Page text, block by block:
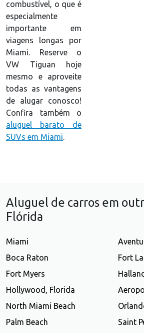
combustível, o que é
especialmente
importante em
viagens longas por
Miami. Reserve o
VW Tiguan hoje
mesmo e aproveite
todas as vantagens
de alugar conosco!
Confira também o
aluguel barato de
SUVs em Miami.
Aluguel de carros em
Flórida
Miami
Boca Raton
Fort
Fort Myers
Hollywood, Florida
North Miami Beach
Palm Beach
Saint